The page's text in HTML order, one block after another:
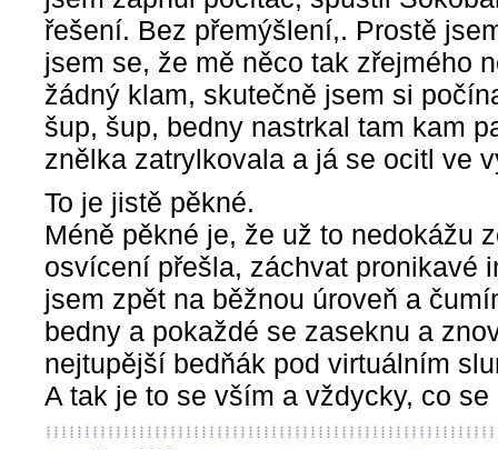
řešení. Bez přemýšlení,. Prostě
jsem se, že mě něco tak zřejmého
žádný klam, skutečně jsem si
šup, šup, bedny nastrkal tam kam
znělka zatrylkovala a já se ocitl ve
To je jistě pěkné.
Méně pěkné je, že už to nedokážu
osvícení přešla, záchvat pronikavé
jsem zpět na běžnou úroveň a
bedny a pokaždé se zaseknu a
nejtupější bedňák pod virtuálním
A tak je to se vším a vždycky, co